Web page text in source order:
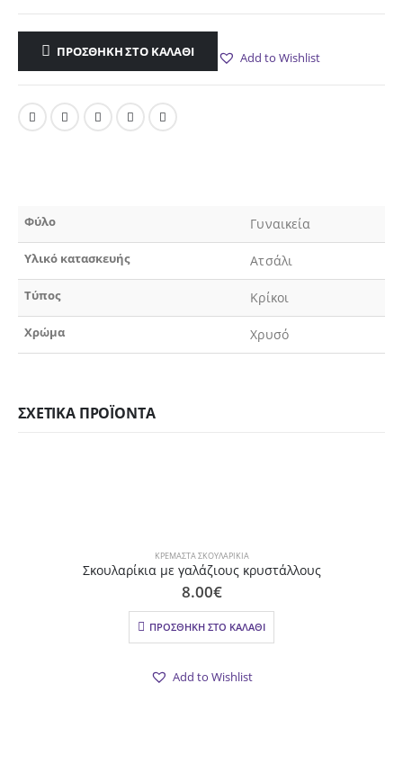
ΠΡΟΣΘΉΚΗ ΣΤΟ ΚΑΛΆΘΙ Add to Wishlist
Φύλο Γυναικεία
Υλικό κατασκευής Ατσάλι
Τύπος Κρίκοι
Χρώμα Χρυσό
ΣΧΕΤΙΚΆ ΠΡΟΪΌΝΤΑ
ΚΡΕΜΑΣΤΆ ΣΚΟΥΛΑΡΊΚΙΑ
Σκουλαρίκια με γαλάζιους κρυστάλλους
8.00€
ΠΡΟΣΘΉΚΗ ΣΤΟ ΚΑΛΆΘΙ
Add to Wishlist